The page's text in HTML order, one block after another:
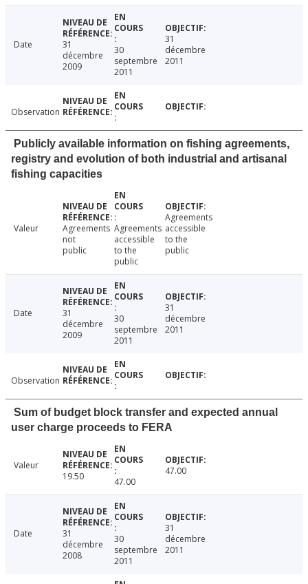
Date
31
décembre
2009
30
septembre
2011
31
décembre
2011
Observation
Publicly available information on fishing agreements,
registry and evolution of both industrial and artisanal
fishing capacities
Valeur
Agreements
not
public
Agreements
accessible
to the
public
Agreements
accessible
to the
public
Date
31
décembre
2009
30
septembre
2011
31
décembre
2011
Observation
Sum of budget block transfer and expected annual
user charge proceeds to FERA
Valeur
19.50
47.00
47.00
Date
31
décembre
2008
30
septembre
2011
31
décembre
2011